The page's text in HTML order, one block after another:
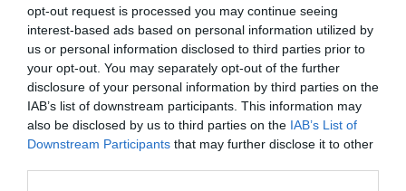
opt-out request is processed you may continue seeing
interest-based ads based on personal information utilized by
us or personal information disclosed to third parties prior to
your opt-out. You may separately opt-out of the further
disclosure of your personal information by third parties on the
IAB’s list of downstream participants. This information may
also be disclosed by us to third parties on the IAB’s List of
Downstream Participants that may further disclose it to other
DISAGIO PSICOLOGICO
Ciclotimia, cos'è e come si cura
AMORE
Liberarsi dall'ossessione per una
persona